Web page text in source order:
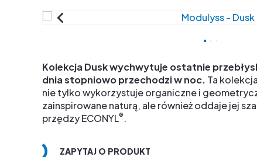
Kolekcja Dusk wychwytuje ostatnie
dnia stopniowo przechodzi w noc. Ta
nie tylko wykorzystuje organiczne i
zainspirowane naturą, ale również oddaje jej
przędzy ECONYL® .
ZAPYTAJ O PRODUKT